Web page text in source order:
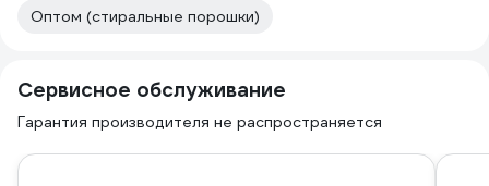
Оптом (стиральные порошки)
Сервисное обслуживание
Гарантия производителя не распространяется